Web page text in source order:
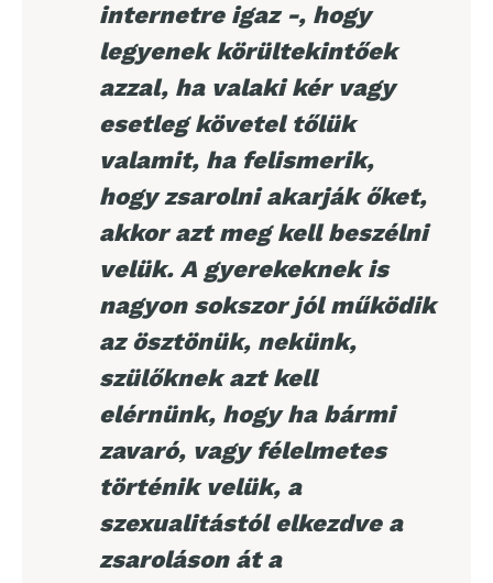
internetre igaz -, hogy
legyenek körültekintőek
azzal, ha valaki kér vagy
esetleg követel tőlük
valamit, ha felismerik,
hogy zsarolni akarják őket,
akkor azt meg kell beszélni
velük. A gyerekeknek is
nagyon sokszor jól működik
az ösztönük, nekünk,
szülőknek azt kell
elérnünk, hogy ha bármi
zavaró, vagy félelmetes
történik velük, a
szexualitástól elkezdve a
zsaroláson át a